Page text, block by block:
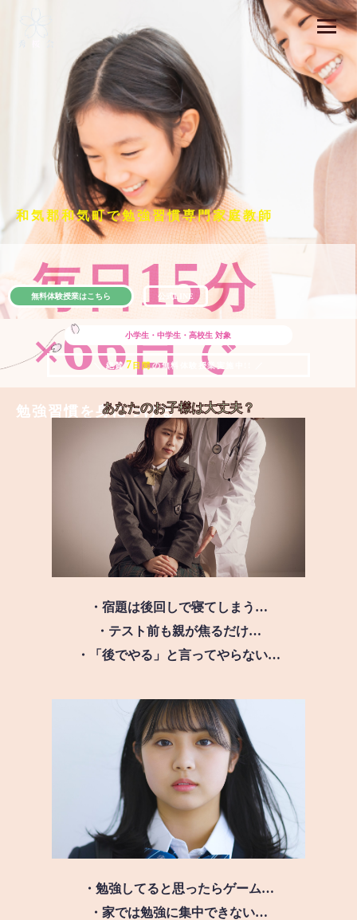
和気郡和気町で勉強習慣専門家庭教師
毎日15分
×66日で
勉強習慣を身につける
小学生・中学生・高校生 対象
＼ 絶賛 7 日間の無料体験授業実施中!! ／
無料体験授業はこちら 公式LINE
あなたのお子様は大丈夫？
・宿題は後回しで寝てしまう…
・テスト前も親が焦るだけ…
・「後でやる」と言ってやらない…
・勉強してると思ったらゲーム…
・家では勉強に集中できない…